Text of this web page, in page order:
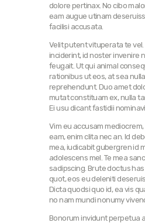
dolore pertinax. No cibo
eam augue utinam
facilisi accusata.
Velit putent vituperata te vel.
inciderint, id noster invenire
feugait. Ut qui animal
rationibus ut eos, at sea
reprehendunt. Duo amet
mutat constituam ex, nulla
Ei usu dicant fastidii nominavi.
Vim eu accusam
eam, enim clita nec an. Id
mea, iudicabit gubergren id
adolescens mel. Te mea
sadipscing. Brute doctus
quot, eos eu deleniti
Dicta quodsi quo id, ea vis
no nam mundi nonumy
Bonorum invidunt perpetua